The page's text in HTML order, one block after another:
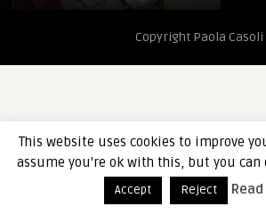
Copyright Paola Casoli
This website uses cookies to improve
assume you're ok with this, but you can
Accept Reject